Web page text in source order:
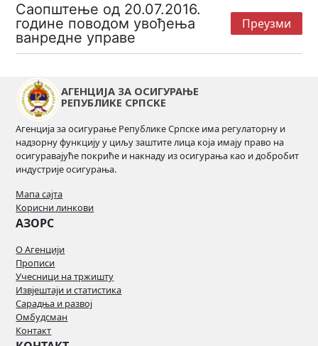
Саопштење од 20.07.2016.
године поводом увођења
ванредне управе
Преузми
АГЕНЦИЈА ЗА ОСИГУРАЊЕ
РЕПУБЛИКЕ СРПСКЕ
Агенција за осигурање Републике Српске има регулаторну и
надзорну функцију у циљу заштите лица која имају право на
осигуравајуће покриће и накнаду из осигурања као и добробит
индустрије осигурања.
Мапа сајта
Корисни линкови
АЗОРС
О Агенцији
Прописи
Учесници на тржишту
Извјештаји и статистика
Сарадња и развој
Омбудсман
Контакт